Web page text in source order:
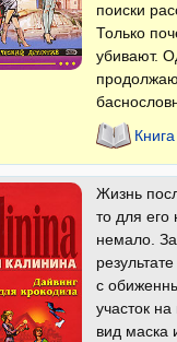
поиски
Только
убивают.
Жизнь
то для
немало.
с
участок
вид маска